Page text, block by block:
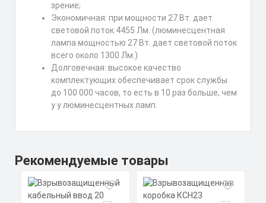
зрение;
Экономичная: при мощности 27 Вт. дает
световой поток 4455 Лм. (люминесцентная
лампа мощностью 27 Вт. дает световой поток
всего около 1300 Лм.)
Долговечная: высокое качество
комплектующих обеспечивает срок службы
до 100 000 часов, то есть в 10 раз больше, чем
у у люминесцентных ламп.
Рекомендуемые товары